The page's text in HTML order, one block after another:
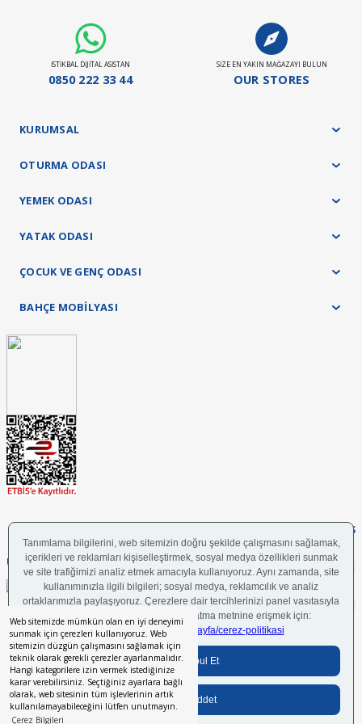
Web sitemizde mümkün olan en iyi deneyimi
sunmak için çerezleri kullanıyoruz. Web
sitemizin düzgün çalışmasını sağlamak için
teknik olarak gerekli çerezler ayarlanmalıdır.
Hangi kategorilere izin vermek istediğinize
karar verebilirsiniz. Seçtiğiniz ayarlara bağlı
olarak, web sitesinin tüm işlevlerinin artık
kullanılamayabileceğini lütfen unutmayın.
Çerez Bilgileri
Panel ürün grubu ve baza - başlık ürünlerimizde 45 gün
Yatak ürün grubumuz ise 21 gündür.
Stokta Olan Ürünler İçin Teslim Süresi : 10-15 Gün
İSTİKBAL DİJİTAL ASİSTAN
0850 222 33 44
SİZE EN YAKIN MAĞAZAYI BULUN
OUR STORES
KURUMSAL
OTURMA ODASI
YEMEK ODASI
YATAK ODASI
ÇOCUK VE GENÇ ODASI
BAHÇE MOBİLYASI
UYGULAMAMIZI İNDİRİN
FOLLOW US
Bilgi Toplumu Hizmetleri BGYS Politikası Çerez Politikası
© 2024 İstikbal Mobilya A.Ş.